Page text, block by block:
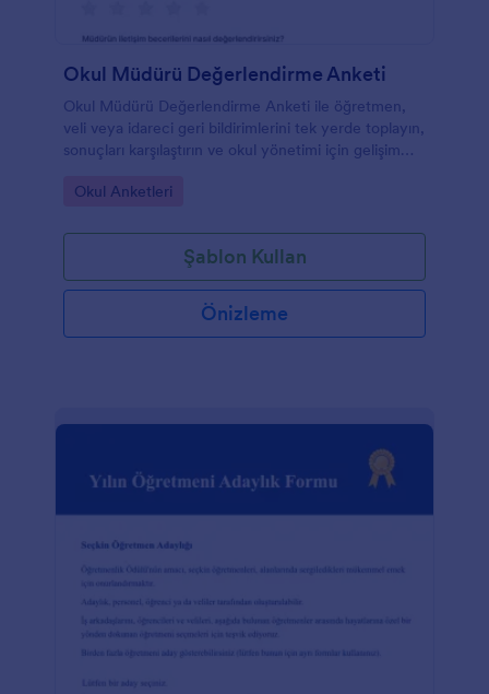
Okul Müdürü Değerlendirme Anketi
Okul Müdürü Değerlendirme Anketi ile öğretmen,
veli veya idareci geri bildirimlerini tek yerde toplayın,
sonuçları karşılaştırın ve okul yönetimi için gelişim
Go to Category:
Okul Anketleri
Şablon Kullan
Önizleme